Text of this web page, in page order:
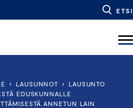
ETSI
› LAUSUNNOT ›
LAUSUNTO
EDUSKUNNALLE
ANNETUN LAIN